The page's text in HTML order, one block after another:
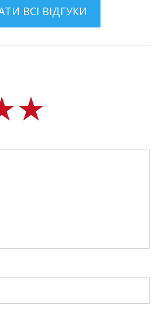
ВСІ ВІДГУКИ